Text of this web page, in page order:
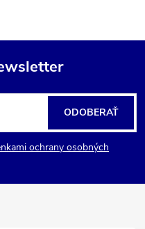
ochrany osobných
ODOBERAŤ